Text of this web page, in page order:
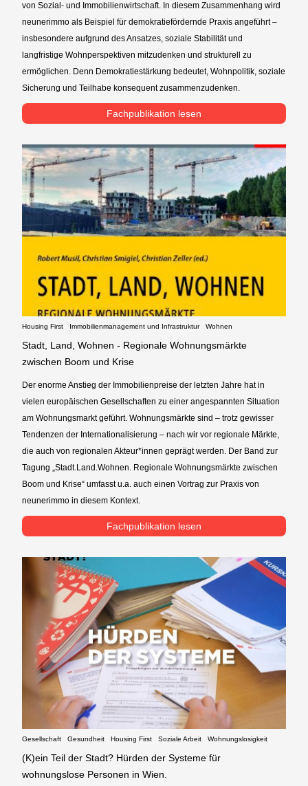
von Sozial- und Immobilienwirtschaft. In diesem Zusammenhang wird
neunerimmo als Beispiel für demokratiefördernde Praxis angeführt –
insbesondere aufgrund des Ansatzes, soziale Stabilität und
langfristige Wohnperspektiven mitzudenken und strukturell zu
ermöglichen. Denn Demokratiestärkung bedeutet, Wohnpolitik, soziale
Sicherung und Teilhabe konsequent zusammenzudenken.
Fachpublikation lesen
Housing First Immobilienmanagement und Infrastruktur Wohnen
Stadt, Land, Wohnen - Regionale Wohnungsmärkte
zwischen Boom und Krise
Der enorme Anstieg der Immobilienpreise der letzten Jahre hat in
vielen europäischen Gesellschaften zu einer angespannten Situation
am Wohnungsmarkt geführt. Wohnungsmärkte sind – trotz gewisser
Tendenzen der Internationalisierung – nach wir vor regionale Märkte,
die auch von regionalen Akteur*innen geprägt werden. Der Band zur
Tagung „Stadt.Land.Wohnen. Regionale Wohnungsmärkte zwischen
Boom und Krise“ umfasst u.a. auch einen Vortrag zur Praxis von
neunerimmo in diesem Kontext.
Fachpublikation lesen
Gesellschaft Gesundheit Housing First Soziale Arbeit Wohnungslosigkeit
(K)ein Teil der Stadt? Hürden der Systeme für
wohnungslose Personen in Wien.